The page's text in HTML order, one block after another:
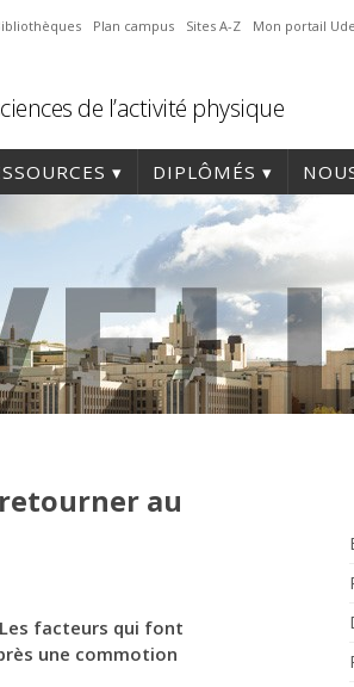
Plan campus Sites A-Z Mon portail
de l’activité physique
DIPLÔMÉS
au
facteurs qui font
une commotion